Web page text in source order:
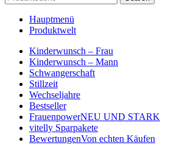
Hauptmenü
Produktwelt
Kinderwunsch – Frau
Kinderwunsch – Mann
Schwangerschaft
Stillzeit
Wechseljahre
Bestseller
FrauenpowerNEU UND STARK
vitelly Sparpakete
BewertungenVon echten Käufen